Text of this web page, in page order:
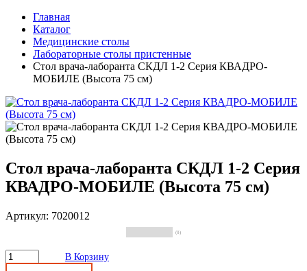
Главная
Каталог
Медицинские столы
Лабораторные столы пристенные
Стол врача-лаборанта СКДЛ 1-2 Серия КВАДРО-
МОБИЛЕ (Высота 75 см)
Стол врача-лаборанта СКДЛ 1-2 Серия
КВАДРО-МОБИЛЕ (Высота 75 см)
Артикул: 7020012
(0)
В Корзину